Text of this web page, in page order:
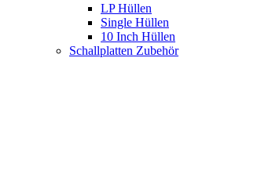
LP Hüllen
Single Hüllen
10 Inch Hüllen
Schallplatten Zubehör